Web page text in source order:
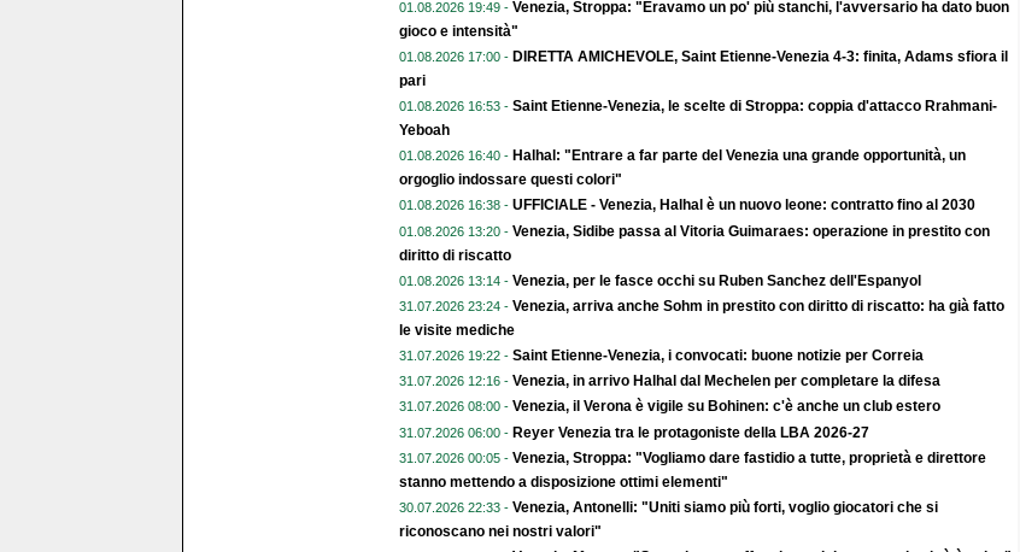
01.08.2026 19:49 - Venezia, Stroppa: "Eravamo un po' più stanchi, l'avversario ha dato buon
gioco e intensità"
01.08.2026 17:00 - DIRETTA AMICHEVOLE, Saint Etienne-Venezia 4-3: finita, Adams sfiora il
pari
01.08.2026 16:53 - Saint Etienne-Venezia, le scelte di Stroppa: coppia d'attacco Rrahmani-
Yeboah
01.08.2026 16:40 - Halhal: "Entrare a far parte del Venezia una grande opportunità, un
orgoglio indossare questi colori"
01.08.2026 16:38 - UFFICIALE - Venezia, Halhal è un nuovo leone: contratto fino al 2030
01.08.2026 13:20 - Venezia, Sidibe passa al Vitoria Guimaraes: operazione in prestito con
diritto di riscatto
01.08.2026 13:14 - Venezia, per le fasce occhi su Ruben Sanchez dell'Espanyol
31.07.2026 23:24 - Venezia, arriva anche Sohm in prestito con diritto di riscatto: ha già fatto
le visite mediche
31.07.2026 19:22 - Saint Etienne-Venezia, i convocati: buone notizie per Correia
31.07.2026 12:16 - Venezia, in arrivo Halhal dal Mechelen per completare la difesa
31.07.2026 08:00 - Venezia, il Verona è vigile su Bohinen: c'è anche un club estero
31.07.2026 06:00 - Reyer Venezia tra le protagoniste della LBA 2026-27
31.07.2026 00:05 - Venezia, Stroppa: "Vogliamo dare fastidio a tutte, proprietà e direttore
stanno mettendo a disposizione ottimi elementi"
30.07.2026 22:33 - Venezia, Antonelli: "Uniti siamo più forti, voglio giocatori che si
riconoscano nei nostri valori"